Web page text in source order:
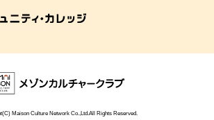
Maison Culture Network Co.,Ltd.All Rights Reserved.